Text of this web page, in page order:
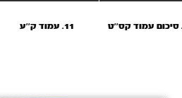
11. עמוד ק''ע